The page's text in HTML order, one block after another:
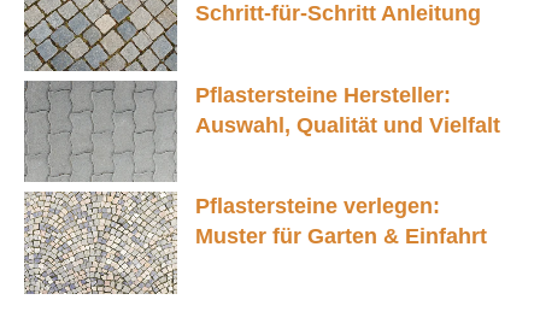
Schritt-für-Schritt Anleitung
Pflastersteine Hersteller:
Auswahl, Qualität und Vielfalt
Pflastersteine verlegen:
Muster für Garten & Einfahrt